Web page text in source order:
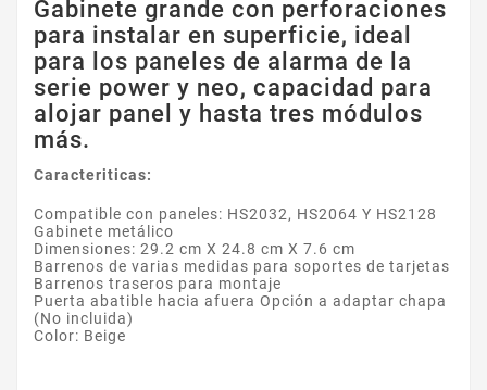
Gabinete grande con perforaciones
para instalar en superficie, ideal
para los paneles de alarma de la
serie power y neo, capacidad para
alojar panel y hasta tres módulos
más.
Caracteriticas:
Compatible con paneles: HS2032, HS2064 Y HS2128
Gabinete metálico
Dimensiones: 29.2 cm X 24.8 cm X 7.6 cm
Barrenos de varias medidas para soportes de tarjetas
Barrenos traseros para montaje
Puerta abatible hacia afuera Opción a adaptar chapa
(No incluida)
Color: Beige